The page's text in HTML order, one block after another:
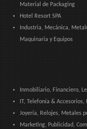
Material de Packaging
Hotel Resort SPA
Industria, Mecánica,
Maquinaria y Equipos
Inmobiliario, Financiero,
IT, Telefonía &
Joyería, Relojes, Metales
Marketing, Publicidad,